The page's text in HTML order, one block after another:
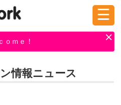
☰
ｏｍｅ！
情報ニュース